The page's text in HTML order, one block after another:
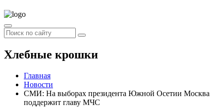
Хлебные крошки
Главная
Новости
СМИ: На выборах президента Южной Осетии Москва
поддержит главу МЧС